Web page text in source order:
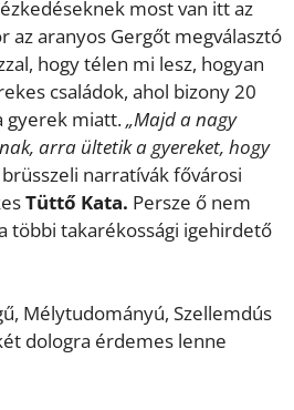
most van itt az
az aranyos Gergőt megválasztó
hogy télen mi lesz, hogyan
családok, ahol bizony 20
gyerek miatt.„Majd a nagy
arra ültetik a gyereket, hogy
narratívák fővárosi
Tüttő Kata. Persze ő nem
többi takarékossági igehirdető
Mélytudományú, Szellemdús
dologra érdemes lenne